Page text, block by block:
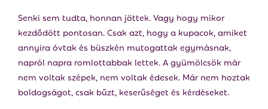
Senki sem tudta, honnan jöttek. Vagy hogy mikor
kezdődött pontosan. Csak azt, hogy a kupacok, amiket
annyira óvtak és büszkén mutogattak egymásnak,
napról napra romlottabbak lettek. A gyümölcsök már
nem voltak szépek, nem voltak édesek. Már nem hoztak
boldogságot, csak bűzt, keserűséget és kérdéseket.